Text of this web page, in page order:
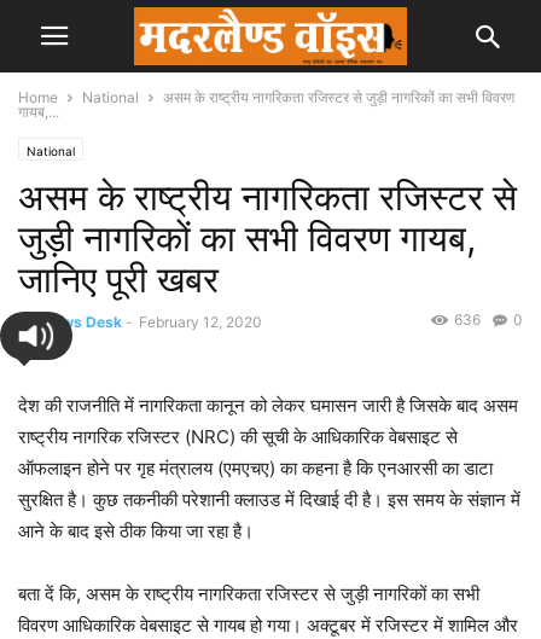
Home National
असम के राष्ट्रीय नागरिकता रजिस्टर से जुड़ी नागरिकों का सभी विवरण
गायब,...
National
असम के राष्ट्रीय नागरिकता रजिस्टर से
जुड़ी नागरिकों का सभी विवरण गायब,
जानिए पूरी खबर
By News Desk - February 12, 2020 0
636
देश की राजनीति में नागरिकता कानून को लेकर घमासन जारी है जिसके बाद असम
राष्ट्रीय नागरिक रजिस्टर (NRC) की सूची के आधिकारिक वेबसाइट से
ऑफलाइन होने पर गृह मंत्रालय (एमएचए) का कहना है कि एनआरसी का डाटा
सुरक्षित है। कुछ तकनीकी परेशानी क्‍लाउड में दिखाई दी है। इस समय के संज्ञान में
आने के बाद इसे ठीक किया जा रहा है।
बता दें कि, असम के राष्ट्रीय नागरिकता रजिस्टर से जुड़ी नागरिकों का सभी
विवरण आधिकारिक वेबसाइट से गायब हो गया। अक्‍टूबर में रजिस्टर में शामिल और